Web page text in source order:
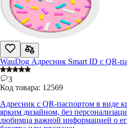
WauDog Адресник Smart ID с QR-
3
Код товара: 12569
Адресник с QR-паспортом в виде
ярким дизайном, без
любимца важной информацией о